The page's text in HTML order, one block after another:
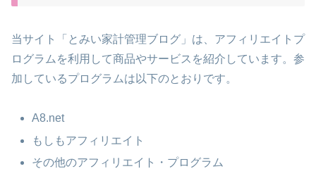
当サイト「とみい家計管理ブログ」は、アフィリエイトプ
ログラムを利用して商品やサービスを紹介しています。参
加しているプログラムは以下のとおりです。
A8.net
もしもアフィリエイト
その他のアフィリエイト・プログラム